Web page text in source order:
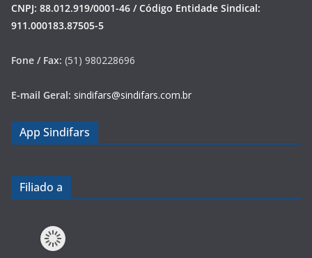
CNPJ: 88.012.919/0001-46 / Código Entidade Sindical:
911.000183.87505-5
Fone / Fax: (51) 980228696
E-mail Geral: sindifars@sindifars.com.br
App Sindifars
Filiado a